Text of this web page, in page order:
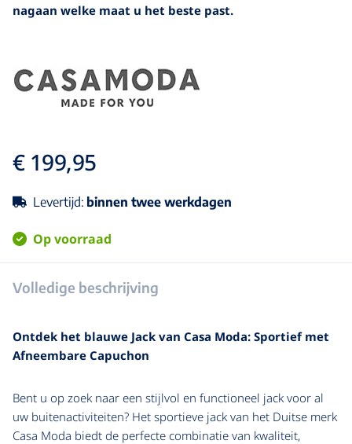
nagaan welke maat u het beste past.
€ 199,95
Levertijd: binnen twee werkdagen
Op voorraad
Volledige beschrijving
Ontdek het blauwe Jack van Casa Moda: Sportief met
Afneembare Capuchon
Bent u op zoek naar een stijlvol en functioneel jack voor al
uw buitenactiviteiten? Het sportieve jack van het Duitse merk
Casa Moda biedt de perfecte combinatie van kwaliteit,